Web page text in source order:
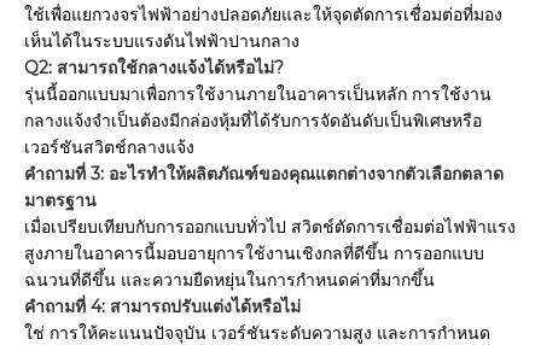
ใช้เพื่อแยกวงจรไฟฟ้าอย่างปลอดภัยและให้จุดตัดการเชื่อมต่อที่มอง
เห็นได้ในระบบแรงดันไฟฟ้าปานกลาง
Q2: สามารถใช้กลางแจ้งได้หรือไม่?
รุ่นนี้ออกแบบมาเพื่อการใช้งานภายในอาคารเป็นหลัก การใช้งาน
กลางแจ้งจำเป็นต้องมีกล่องหุ้มที่ได้รับการจัดอันดับเป็นพิเศษหรือ
เวอร์ชันสวิตช์กลางแจ้ง
คำถามที่ 3: อะไรทำให้ผลิตภัณฑ์ของคุณแตกต่างจากตัวเลือกตลาด
มาตรฐาน
เมื่อเปรียบเทียบกับการออกแบบทั่วไป สวิตช์ตัดการเชื่อมต่อไฟฟ้าแรง
สูงภายในอาคารนี้มอบอายุการใช้งานเชิงกลที่ดีขึ้น การออกแบบ
ฉนวนที่ดีขึ้น และความยืดหยุ่นในการกำหนดค่าที่มากขึ้น
คำถามที่ 4: สามารถปรับแต่งได้หรือไม่
ใช่ การให้คะแนนปัจจุบัน เวอร์ชันระดับความสูง และการกำหนด